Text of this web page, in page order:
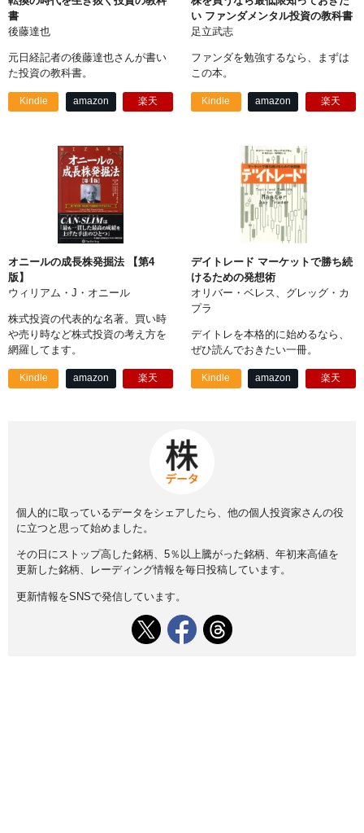
書
後藤達也
元日経記者の後藤達也さんが書い
た投資の教科書。
Kindle amazon 楽天
い ファンダメンタル投資の教科書
足立武志
ファンダを勉強するなら、まずは
この本。
Kindle amazon 楽天
オニールの成長株発掘法 【第4
版】
ウィリアム・J・オニール
株式投資の代表的な名著。買い時
や売り時など株式投資の考え方を
網羅してます。
Kindle amazon 楽天
デイトレード マーケットで勝ち続
けるための発想術
オリバー・ベレス、グレッグ・カ
プラ
デイトレを本格的に始めるなら、
ぜひ読んでおきたい一冊。
Kindle amazon 楽天
個人的に取っているデータをシェアしたら、他の個人投資家さんの役
に立つと思って始めました。
その日にストップ高した銘柄、5％以上騰がった銘柄、年初来高値を
更新した銘柄、レーディング情報を毎日投稿しています。
更新情報をSNSで発信しています。